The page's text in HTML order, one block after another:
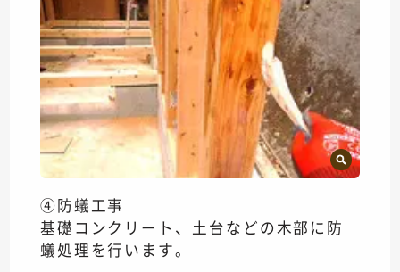
④防蟻工事
基礎コンクリート、土台などの木部に防
蟻処理を行います。